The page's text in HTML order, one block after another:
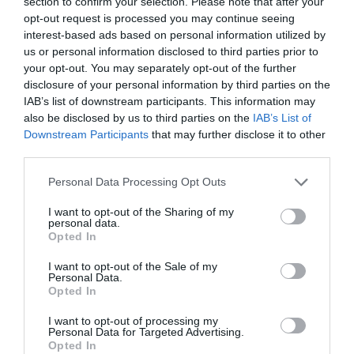
opt-out request is processed you may continue seeing
interest-based ads based on personal information utilized by
us or personal information disclosed to third parties prior to
your opt-out. You may separately opt-out of the further
disclosure of your personal information by third parties on the
IAB’s list of downstream participants. This information may
also be disclosed by us to third parties on the IAB’s List of
Downstream Participants that may further disclose it to other
Please note that this website/app uses one or more Google
not limited to your visit or usage behaviour. You may click to
grant or deny consent to Google and its third-party tags to
use your data for below specified purposes in below Google
consent section.
Personal Data Processing Opt Outs
I want to opt-out of the Sharing of my
personal data.
Opted In
I want to opt-out of the Sale of my
Personal Data.
Opted In
I want to opt-out of processing my
Personal Data for Targeted Advertising.
Opted In
αγοράσει στο εξωτερικό
Για τους αναγνώστες που θα το διαβάσουν προτείνει
να είναι προσεκτικοί ή νευρικοί για να κάνουν λάθη, η
καθοδήγηση του Τζο είναι σαφής και καθησυχαστική.
1. Αποκτήστε έναν επαγγελματία σύμβουλο – όχι απλώς
έναν γενικό δικηγόρο Το μεγαλύτερο εκ των υστέρων
μάθημα του Τζο είναι η σημασία του να έχεις κάποιον
και τοπικούς κανονισμούς. Εξοικονομεί χρόνο, άγχος και
σύγχυση και κάνει τη διαδικασία πιο ομαλή. Λέει ότι θα
έκανε το δικό τους ταξίδι πολύ πιο εύκολο.
τον εαυτό σας από το όνειρό σας Ο Joe πιστεύει ότι η
έρευνα είναι απαραίτητη – αλλά η υπερβολική